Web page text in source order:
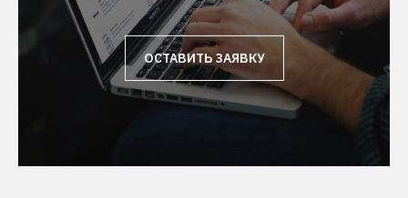
ОСТАВИТЬ ЗАЯВКУ